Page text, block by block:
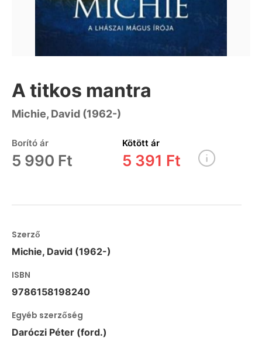
A titkos mantra
Michie, David (1962-)
Borító ár
5 990 Ft
Kötött ár
5 391 Ft
Szerző
Michie, David (1962-)
ISBN
9786158198240
Egyéb szerzőség
Daróczi Péter (ford.)